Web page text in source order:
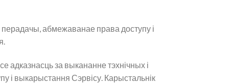
абмежаванае права доступу і
адказнасць за выкананне тэхнічных і
і выкарыстання Сэрвісу. Карыстальнік